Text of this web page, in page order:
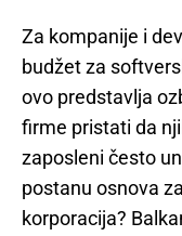
Za kompanije i
budžet za
ovo predstavlja
firme pristati da
zaposleni često
postanu osnova
korporacija?